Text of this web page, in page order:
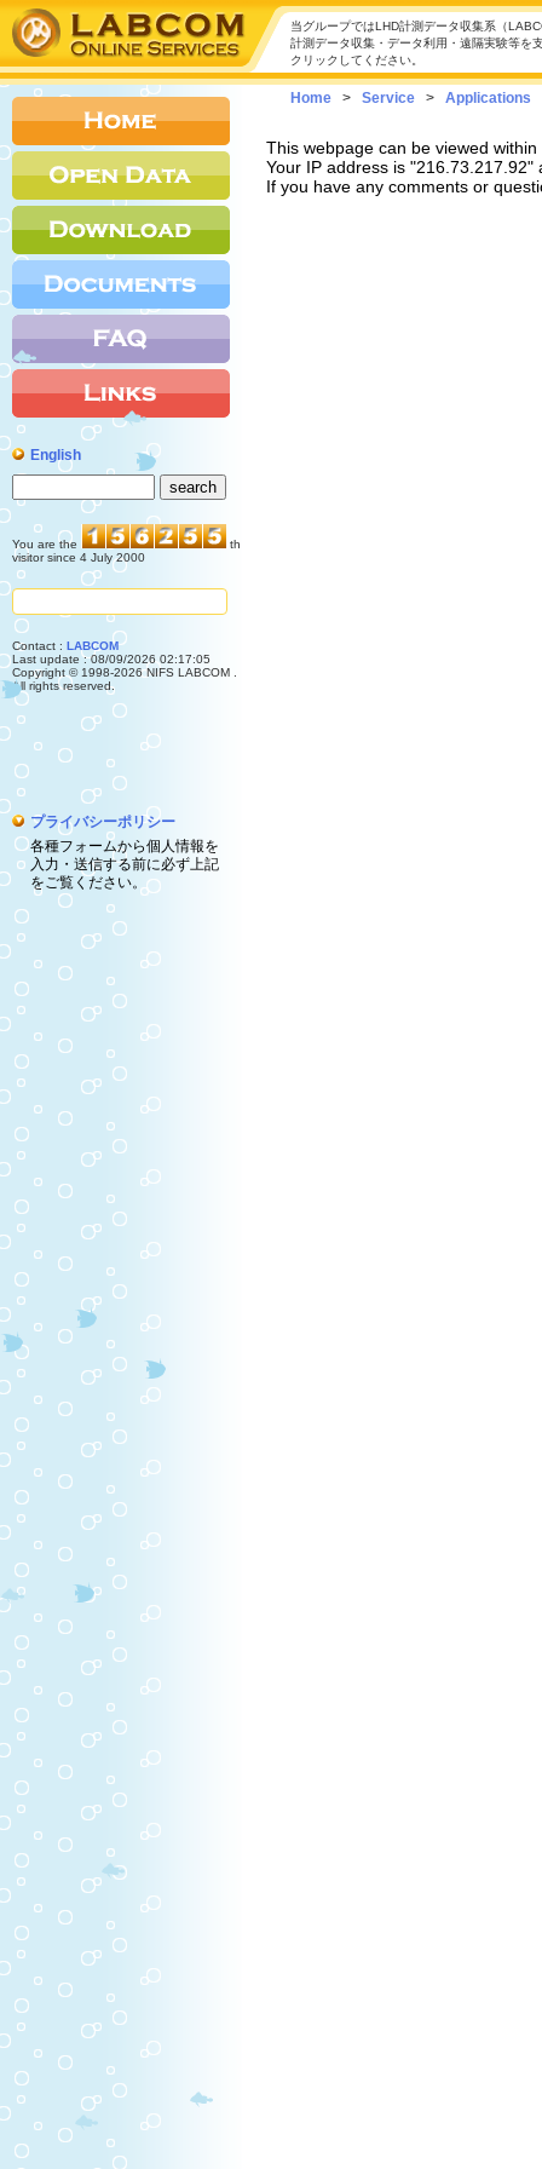
当グループではLHD計測データ収集系（
計測データ収集・データ利用・遠隔実験等を
クリックしてください。
English
You are the
th
visitor since 4 July 2000
Contact : LABCOM
Last update : 08/09/2026 02:17:05
Copyright © 1998-2026 NIFS LABCOM .
All rights reserved.
プライバシーポリシー
各種フォームから個人情報を
入力・送信する前に必ず上記
をご覧ください。
Home > Service > Applications
This webpage can be viewed
Your IP address is
If you have any comments or